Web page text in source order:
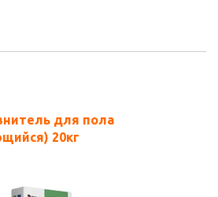
для пола
20кг